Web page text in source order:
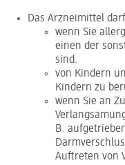
Das Arzneimittel
wenn Sie
einen der
sind.
von Kindern
Kindern zu
wenn Sie an
B.
Auftreten von